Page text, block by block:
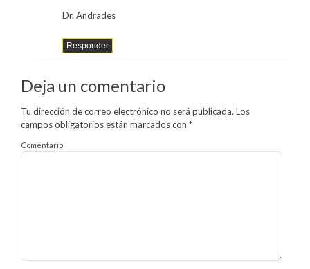
Dr. Andrades
Responder
Deja un comentario
Tu dirección de correo electrónico no será publicada. Los
campos obligatorios están marcados con *
Comentario